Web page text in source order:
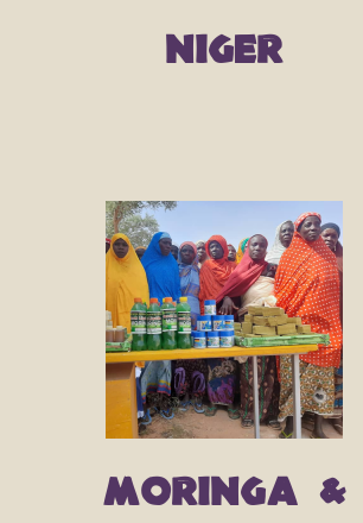
Niger
Moringa &